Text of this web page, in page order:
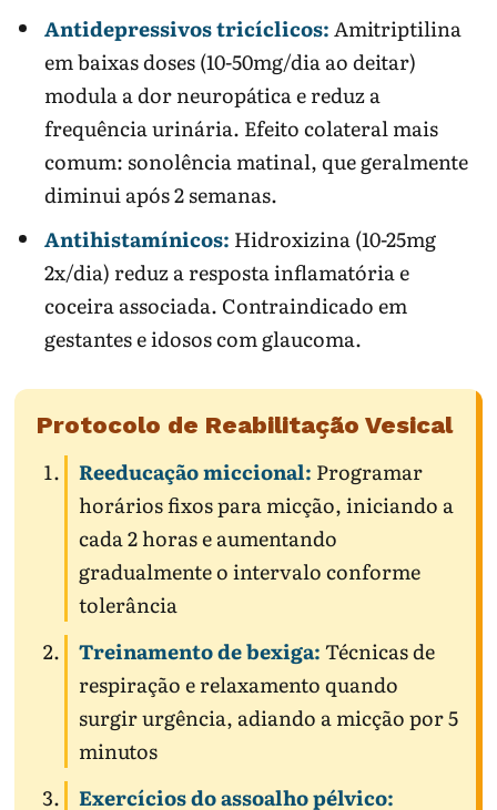
Antidepressivos tricíclicos:Amitriptilina
em baixas doses (10-50mg/dia ao deitar)
modula a dor neuropática e reduz a
frequência urinária. Efeito colateral mais
comum: sonolência matinal, que geralmente
diminui após 2 semanas.
Antihistamínicos: Hidroxizina (10-25mg
2x/dia) reduz a resposta inflamatória e
coceira associada. Contraindicado em
gestantes e idosos com glaucoma.
Protocolo de Reabilitação Vesical
Reeducação miccional: Programar
horários fixos para micção, iniciando a
cada 2 horas e aumentando
gradualmente o intervalo conforme
tolerância
Treinamento de bexiga:Técnicas de
respiração e relaxamento quando
surgir urgência, adiando a micção por 5
minutos
Exercícios do assoalho pélvico: